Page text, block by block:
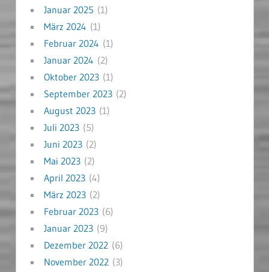
Januar 2025 (1)
März 2024 (1)
Februar 2024 (1)
Januar 2024 (2)
Oktober 2023(1)
September 2023(2)
August 2023(1)
Juli 2023(5)
Juni 2023(2)
Mai 2023(2)
April 2023(4)
März 2023(2)
Februar 2023(6)
Januar 2023(9)
Dezember 2022(6)
November 2022(3)